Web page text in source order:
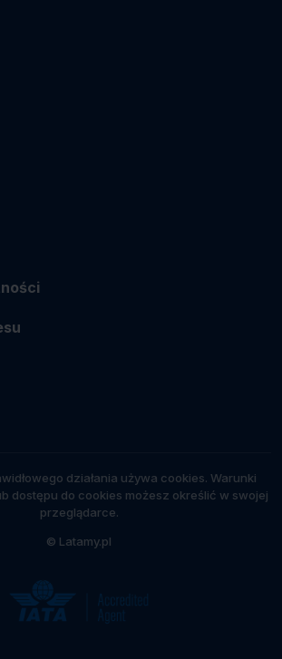
działania używa cookies. Warunki
dostępu do cookies możesz określić w swojej
przeglądarce.
© Latamy.pl